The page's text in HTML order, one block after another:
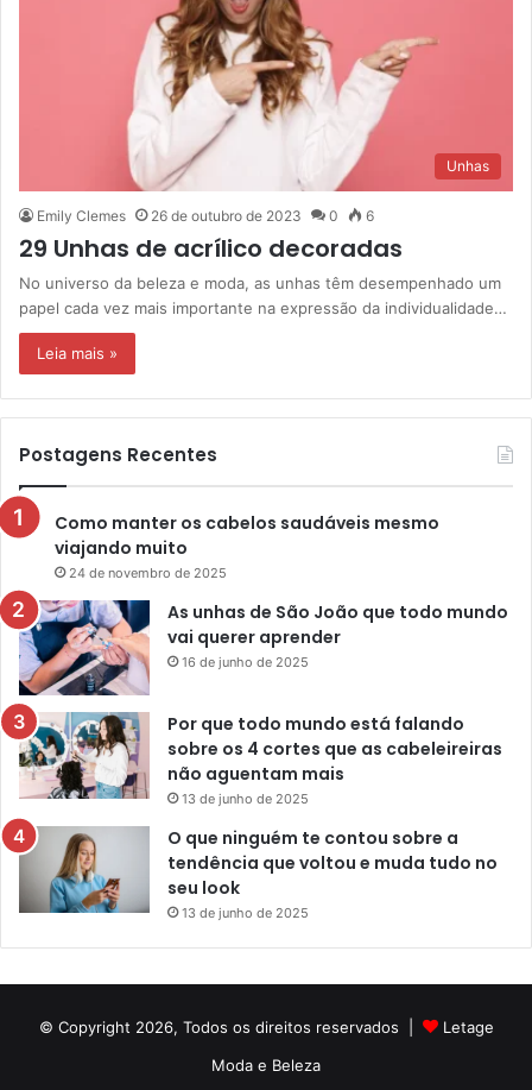
Unhas
Emily Clemes 26 de outubro de 2023 0 6
29 Unhas de acrílico decoradas
No universo da beleza e moda, as unhas têm desempenhado um
papel cada vez mais importante na expressão da individualidade…
Leia mais »
Postagens Recentes
Como manter os cabelos saudáveis mesmo
viajando muito
24 de novembro de 2025
As unhas de São João que todo mundo
vai querer aprender
16 de junho de 2025
Por que todo mundo está falando
sobre os 4 cortes que as cabeleireiras
não aguentam mais
13 de junho de 2025
O que ninguém te contou sobre a
tendência que voltou e muda tudo no
seu look
13 de junho de 2025
© Copyright 2026, Todos os direitos reservados |
Letage
Moda e Beleza